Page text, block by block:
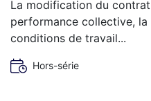
La modification du
performance collective,
conditions de travail...
Hors-série